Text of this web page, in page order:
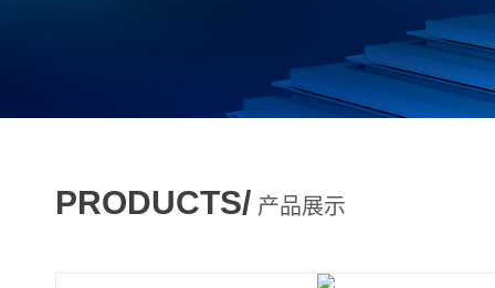
PRODUCTS/ 产品展示